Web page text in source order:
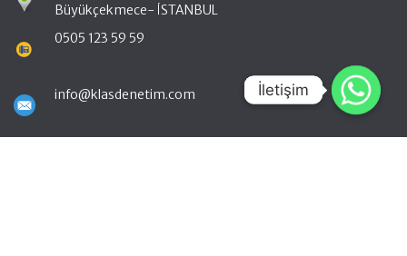
Büyükçekmece- İSTANBUL
0505 123 59 59
info@klasdenetim.com İletişim
İletişim